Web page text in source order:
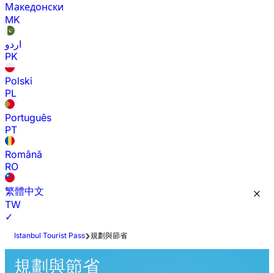
Македонски
MK
اردو
PK
Polski
PL
Português
PT
Română
RO
繁體中文
TW
✓
Istanbul Tourist Pass 規劃與節省
規劃與節省